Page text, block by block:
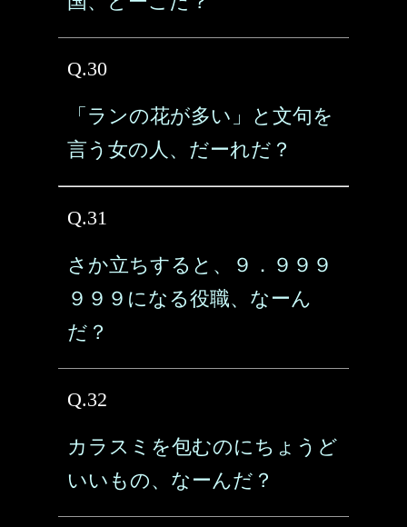
Q.30
「ランの花が多い」と文句を
言う女の人、だーれだ？
Q.31
さか立ちすると、９．９９９
９９９になる役職、なーん
だ？
Q.32
カラスミを包むのにちょうど
いいもの、なーんだ？